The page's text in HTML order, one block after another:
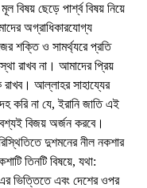
ছেড়ে পার্শ্ব বিষয় নিয়ে
অগ্রাধিকারযোগ্য
শক্তি ও সামর্থ্যরে প্রতি
রাখব না। আমাদের প্রিয়
আল্লাহর সাহায্যের
করি না যে, ইরানি জাতি এই
বিজয় অর্জন করবে।
দুশমনের নীল নকশার
তিনটি বিষয়ে, যথা:
ভিত্তিতে এবং দেশের ওপর